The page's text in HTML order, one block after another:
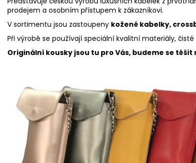
prodejem a osobním přístupem k zákazníkovi.
V sortimentu jsou zastoupeny kožené kabelky,
Při výrobě se používají speciální kvalitní materiály,
Originální kousky jsou tu pro Vás, budeme se